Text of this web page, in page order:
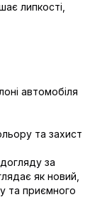
липкості,
автомобіля
та захист
за
як новий,
та приємного